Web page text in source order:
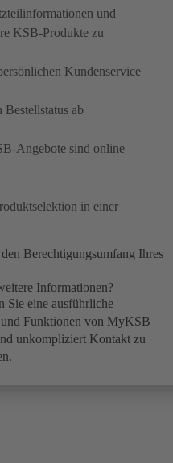
und
KSB-Produkte zu
Kundenservice
Bestellstatus ab
Angebote sind online
in einer
Berechtigungsumfang Ihres
Informationen?
Sie eine ausführliche
Funktionen von MyKSB
unkompliziert Kontakt zu